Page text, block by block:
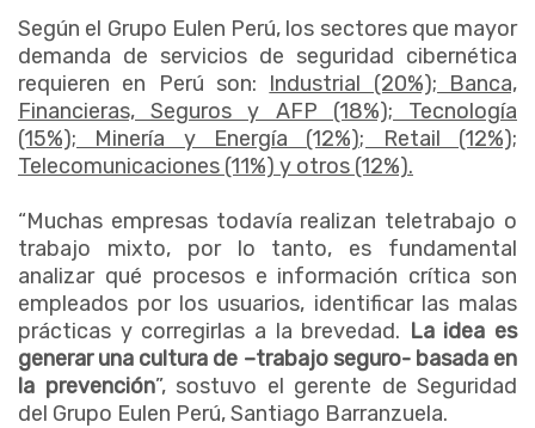
Según el Grupo Eulen Perú, los sectores que mayor
demanda de servicios de seguridad cibernética
requieren en Perú son: Industrial (20%); Banca,
Financieras, Seguros y AFP (18%); Tecnología
(15%); Minería y Energía (12%); Retail (12%);
Telecomunicaciones (11%) y otros (12%).
“Muchas empresas todavía realizan teletrabajo o
trabajo mixto, por lo tanto, es fundamental
analizar qué procesos e información crítica son
empleados por los usuarios, identificar las malas
prácticas y corregirlas a la brevedad. La idea es
generar una cultura de –trabajo seguro- basada en
la prevención”, sostuvo el gerente de Seguridad
del Grupo Eulen Perú, Santiago Barranzuela.